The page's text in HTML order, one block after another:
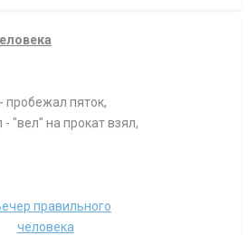
пробежал пяток,
"вел" на прокат взял,